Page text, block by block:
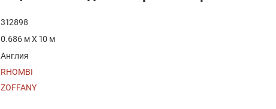
312898
0.686 м X 10 м
Англия
RHOMBI
ZOFFANY